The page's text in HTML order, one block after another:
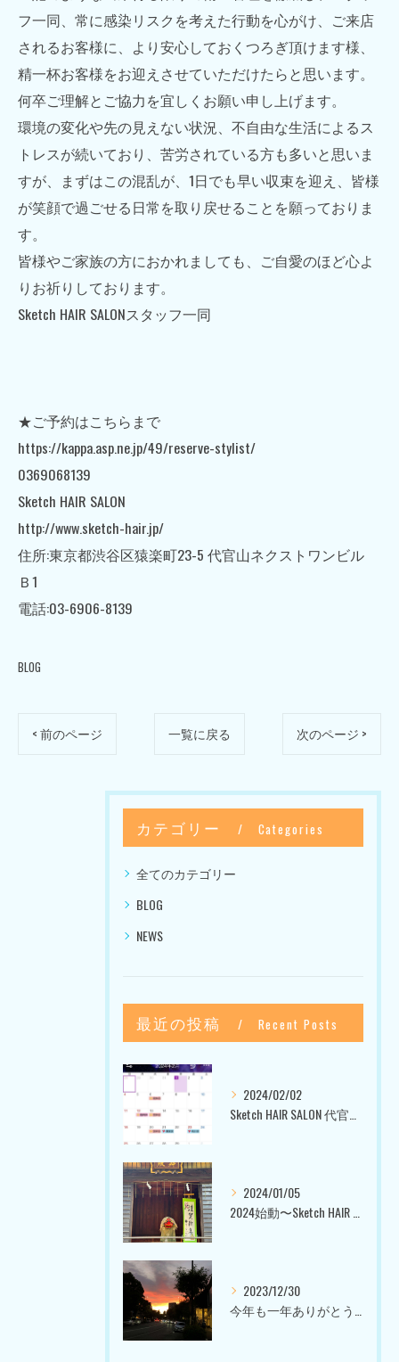
フ一同、常に感染リスクを考えた行動を心がけ、ご来店
されるお客様に、より安心しておくつろぎ頂けます様、
精一杯お客様をお迎えさせていただけたらと思います。
何卒ご理解とご協力を宜しくお願い申し上げます。
環境の変化や先の見えない状況、不自由な生活によるス
トレスが続いており、苦労されている方も多いと思いま
すが、
まずはこの混乱が、 1日でも早い収束を迎え、皆様
が笑顔で過ごせる日常を取り戻せることを願っておりま
す。
皆様やご家族の方におかれましても、ご自愛のほど心よ
りお祈りしております。
Sketch HAIR SALONスタッフ一同
★ご予約はこちらまで
https://kappa.asp.ne.jp/49/reserve-stylist/
0369068139
Sketch HAIR SALON
http://www.sketch-hair.jp/
住所:東京都渋谷区猿楽町23-5 代官山ネクストワンビル
Ｂ1
電話:03-6906-8139
BLOG
< 前のページ 一覧に戻る 次のページ >
カテゴリー Categories
全てのカテゴリー
BLOG
NEWS
最近の投稿 Recent Posts
2024/02/02
2024/01/05
2023/12/30